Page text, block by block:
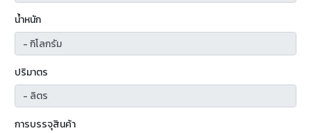
น้ำหนัก
ปริมาตร
การบรรจุสินค้า